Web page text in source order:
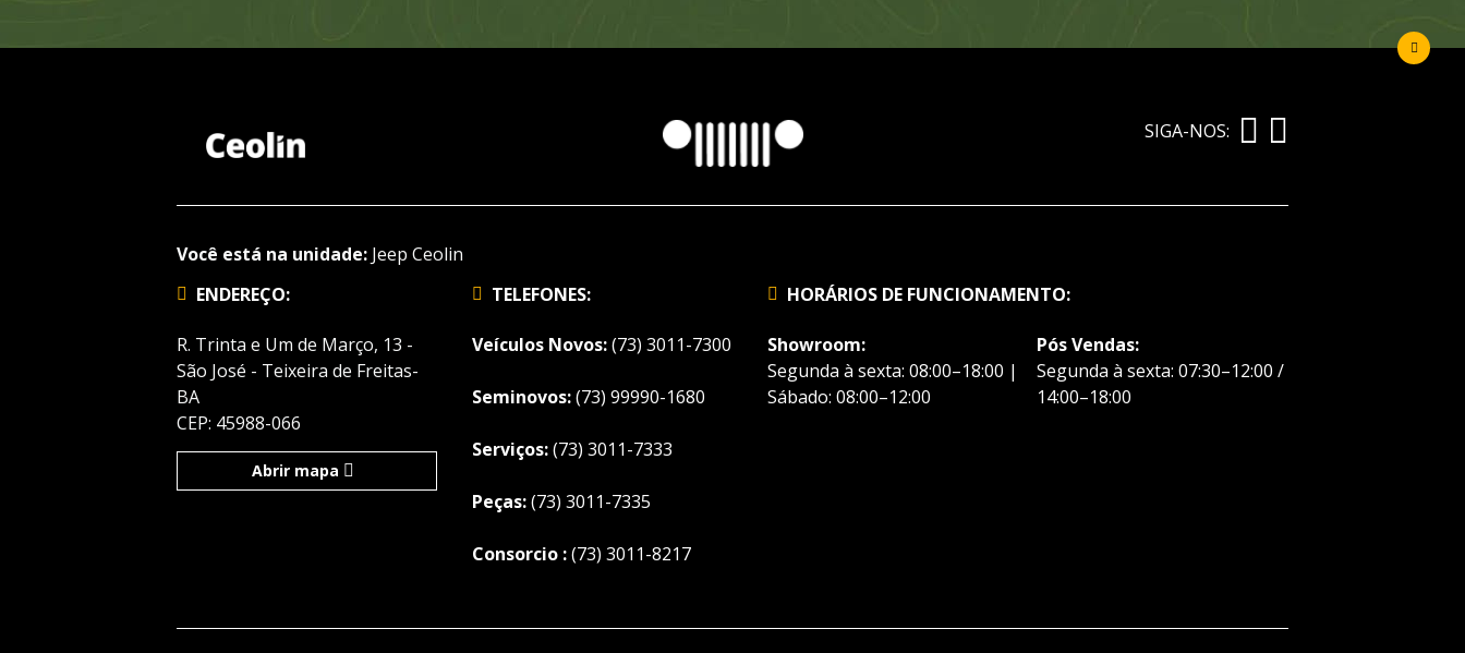
SIGA-NOS:
Você está na unidade: Jeep Ceolin
ENDEREÇO:
R. Trinta e Um de Março, 13 -
São José - Teixeira de Freitas-
BA
CEP: 45988-066
Abrir mapa
TELEFONES:
Veículos Novos:(73) 3011-7300
Seminovos:(73) 99990-1680
Serviços:(73) 3011-7333
Peças:(73) 3011-7335
Consorcio :(73) 3011-8217
HORÁRIOS DE FUNCIONAMENTO:
Showroom:
Segunda à sexta: 08:00–18:00 |
Sábado: 08:00–12:00
Pós Vendas:
Segunda à sexta: 07:30–12:00 /
14:00–18:00